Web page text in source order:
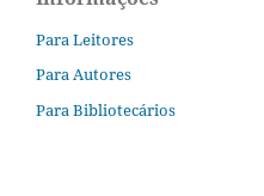
Para Leitores
Para Autores
Para Bibliotecários